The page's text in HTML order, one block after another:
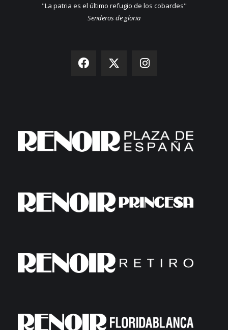
"La patria es el último refugio de los cobardes"
Senderos de gloria